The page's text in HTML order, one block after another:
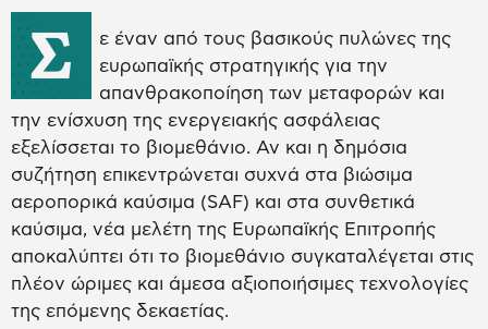
Σ
ε έναν από τους βασικούς πυλώνες της
ευρωπαϊκής στρατηγικής για την
απανθρακοποίηση των μεταφορών και
την ενίσχυση της ενεργειακής ασφάλειας
εξελίσσεται το βιομεθάνιο. Αν και η δημόσια
συζήτηση επικεντρώνεται συχνά στα βιώσιμα
αεροπορικά καύσιμα (SAF) και στα συνθετικά
καύσιμα, νέα μελέτη της Ευρωπαϊκής Επιτροπής
αποκαλύπτει ότι το βιομεθάνιο συγκαταλέγεται στις
πλέον ώριμες και άμεσα αξιοποιήσιμες τεχνολογίες
της επόμενης δεκαετίας.